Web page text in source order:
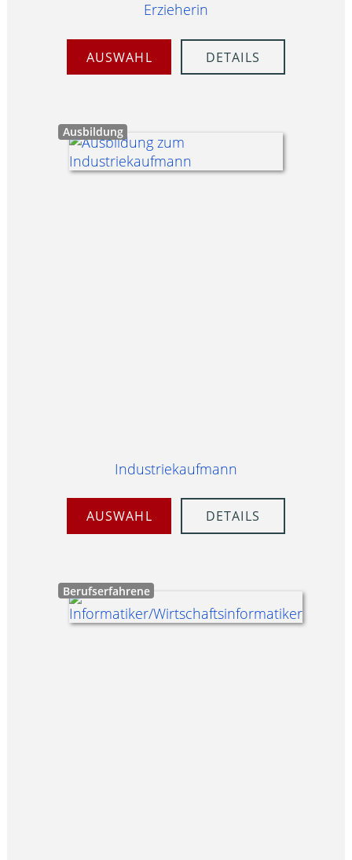
Erzieherin
AUSWAHL DETAILS
Ausbildung
Industriekaufmann
AUSWAHL DETAILS
Berufserfahrene